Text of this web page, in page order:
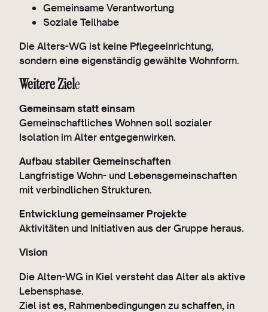
Gemeinsame Verantwortung
Soziale Teilhabe
Die Alters-WG ist keine Pflegeeinrichtung,
sondern eine eigenständig gewählte Wohnform.
Weitere Ziele
Gemeinsam statt einsam
Gemeinschaftliches Wohnen soll sozialer
Isolation im Alter entgegenwirken.
Aufbau stabiler Gemeinschaften
Langfristige Wohn- und Lebensgemeinschaften
mit verbindlichen Strukturen.
Entwicklung gemeinsamer Projekte
Aktivitäten und Initiativen aus der Gruppe heraus.
Vision
Die Alten-WG in Kiel versteht das Alter als aktive
Lebensphase.
Ziel ist es, Rahmenbedingungen zu schaffen, in